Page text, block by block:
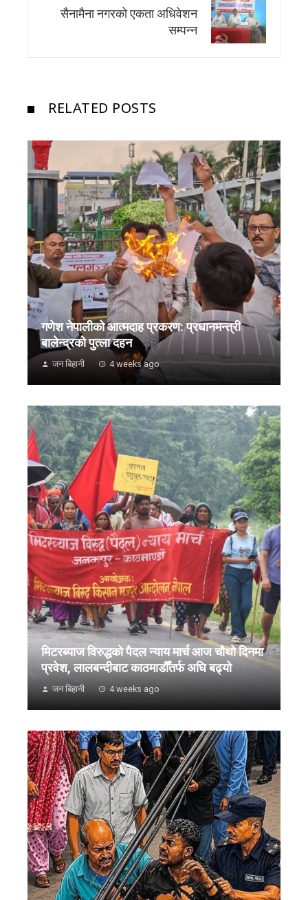
सैनामैना नगरको एकता अधिवेशन
सम्पन्न
RELATED POSTS
गणेश नेपालीको आत्मदाह प्रकरण: प्रधानमन्त्री
बालेन्द्रको पुत्ला दहन
जन बिहानी 4 weeks ago
मिटरब्याज विरुद्धको पैदल न्याय मार्च आज चौथो दिनमा
प्रवेश, लालबन्दीबाट काठमाडौँतर्फ अघि बढ्यो
जन बिहानी 4 weeks ago